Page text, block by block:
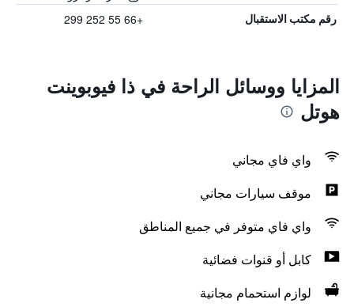
رقم مكتب الاستقبال +66 55 252 299
المزايا ووسائل الراحة في ذا فيوبوينت
هوتل
واي فاي مجاني
موقف سيارات مجاني
واي فاي متوفر في جميع المناطق
كابل أو قنوات فضائية
لوازم استحمام مجانية